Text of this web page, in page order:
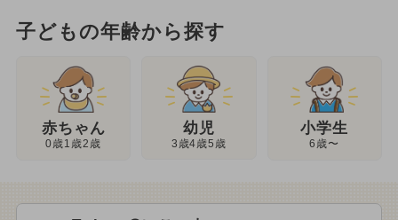
子どもの年齢から探す
赤ちゃん
0歳1歳2歳
幼児
3歳4歳5歳
小学生
6歳〜